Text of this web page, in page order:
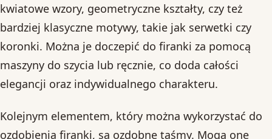
kwiatowe wzory, geometryczne kształty, czy też
bardziej klasyczne motywy, takie jak serwetki czy
koronki. Można je doczepić do firanki za pomocą
maszyny do szycia lub ręcznie, co doda całości
elegancji oraz indywidualnego charakteru.
Kolejnym elementem, który można wykorzystać do
ozdobienia firanki, są ozdobne taśmy. Mogą one